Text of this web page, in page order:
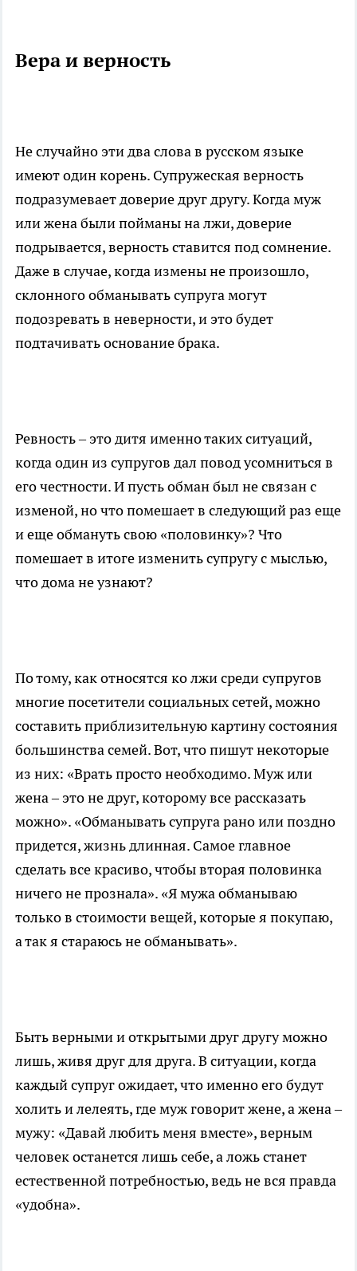
Вера и верность
Не случайно эти два слова в русском языке
имеют один корень. Супружеская верность
подразумевает доверие друг другу. Когда муж
или жена были пойманы на лжи, доверие
подрывается, верность ставится под сомнение.
Даже в случае, когда измены не произошло,
склонного обманывать супруга могут
подозревать в неверности, и это будет
подтачивать основание брака.
Ревность – это дитя именно таких ситуаций,
когда один из супругов дал повод усомниться в
его честности. И пусть обман был не связан с
изменой, но что помешает в следующий раз еще
и еще обмануть свою «половинку»? Что
помешает в итоге изменить супругу с мыслью,
что дома не узнают?
По тому, как относятся ко лжи среди супругов
многие посетители социальных сетей, можно
составить приблизительную картину состояния
большинства семей. Вот, что пишут некоторые
из них: «Врать просто необходимо. Муж или
жена – это не друг, которому все рассказать
можно». «Обманывать супруга рано или поздно
придется, жизнь длинная. Самое главное
сделать все красиво, чтобы вторая половинка
ничего не прознала». «Я мужа обманываю
только в стоимости вещей, которые я покупаю,
а так я стараюсь не обманывать».
Быть верными и открытыми друг другу можно
лишь, живя друг для друга. В ситуации, когда
каждый супруг ожидает, что именно его будут
холить и лелеять, где муж говорит жене, а жена –
мужу: «Давай любить меня вместе», верным
человек останется лишь себе, а ложь станет
естественной потребностью, ведь не вся правда
«удобна».